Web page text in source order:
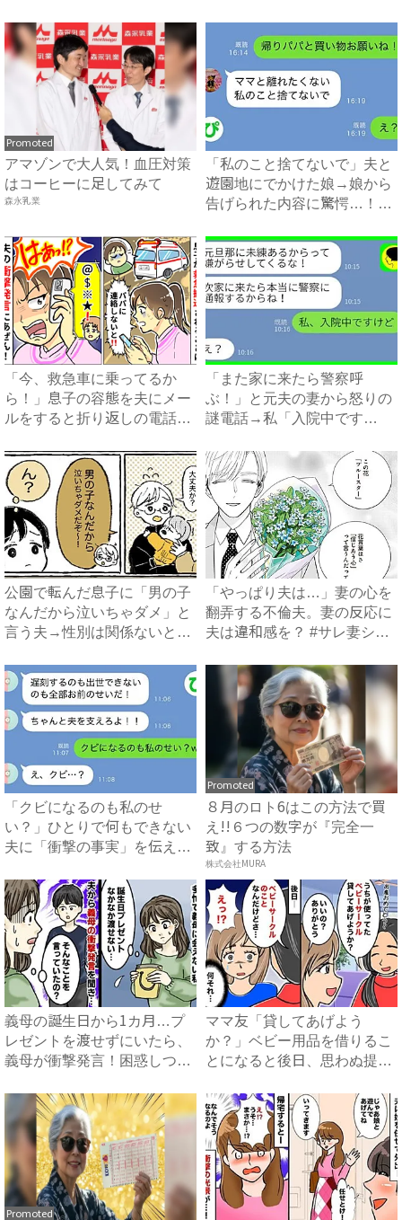
Promoted
アマゾンで大人気！血圧対策
はコーヒーに足してみて
森永乳業
「私のこと捨てないで」夫と
遊園地にでかけた娘→娘から
告げられた内容に驚愕…！｜
「今、救急車に乗ってるか
ら！」息子の容態を夫にメー
ルをすると折り返しの電話
「また家に来たら警察呼
ぶ！」と元夫の妻から怒りの
謎電話→私「入院中です
公園で転んだ息子に「男の子
なんだから泣いちゃダメ」と
言う夫→性別は関係ないと指
「やっぱり夫は…」妻の心を
翻弄する不倫夫。妻の反応に
夫は違和感を？ #サレ妻シ
「クビになるのも私のせ
い？」ひとりで何もできない
夫に「衝撃の事実」を伝えた
Promoted
８月のロト6はこの方法で買
え!!６つの数字が『完全一
致』する方法
株式会社MURA
義母の誕生日から1カ月…プ
レゼントを渡せずにいたら、
義母が衝撃発言！困惑しつつ
ママ友「貸してあげよう
か？」ベビー用品を借りるこ
とになると後日、思わぬ提案
Promoted